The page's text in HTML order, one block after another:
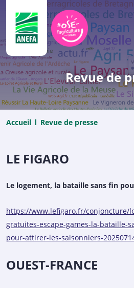
Revue de
Accueil Revue de presse
LE FIGARO
Le logement, la bataille sans fin
https://www.lefigaro.fr/conjoncture/
gratuites-escape-games-la-bataille-
pour-attirer-les-saisonniers-
OUEST-FRANCE